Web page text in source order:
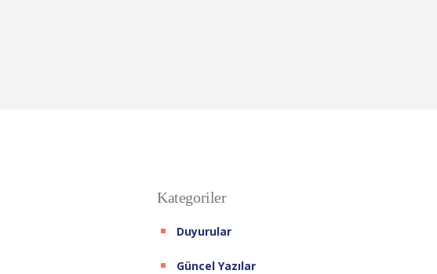
Kategoriler
Duyurular
Güncel Yazılar